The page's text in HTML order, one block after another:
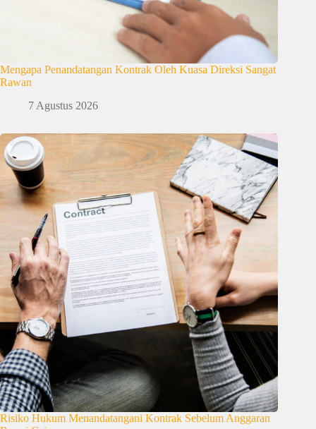
Mengapa Penandatangan Kontrak Oleh Kuasa Direksi Sangat
Rawan
7 Agustus 2026
Risiko Hukum Menandatangani Kontrak Sebelum Anggaran